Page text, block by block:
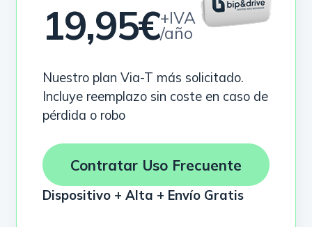
19,95€+IVA
/año
Nuestro plan Via-T más solicitado.
Incluye reemplazo sin coste en caso de
pérdida o robo
Contratar Uso Frecuente
Dispositivo + Alta + Envío Gratis